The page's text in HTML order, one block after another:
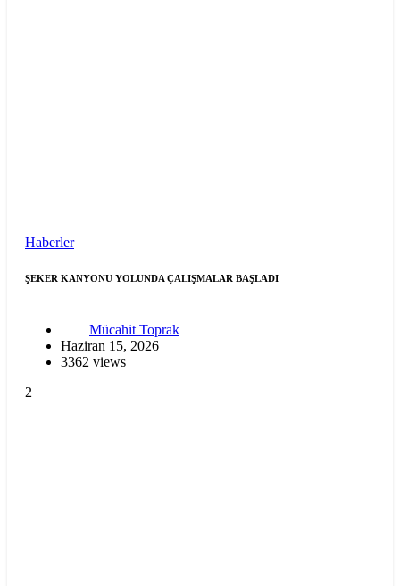
Haberler
ŞEKER KANYONU YOLUNDA ÇALIŞMALAR BAŞLADI
Mücahit Toprak
Haziran 15, 2026
3362 views
2